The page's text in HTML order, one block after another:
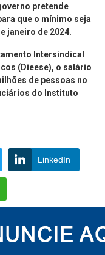
pretende
que o mínimo seja
janeiro de 2024.
Intersindical
(Dieese), o salário
de pessoas no
do Instituto
LinkedIn